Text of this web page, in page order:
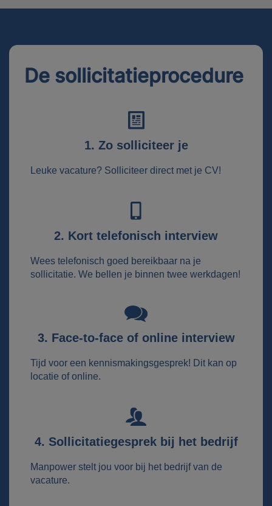
De sollicitatieprocedure
1. Zo solliciteer je
Leuke vacature? Solliciteer direct met je CV!
2. Kort telefonisch interview
Wees telefonisch goed bereikbaar na je
sollicitatie. We bellen je binnen twee werkdagen!
3. Face-to-face of online interview
Tijd voor een kennismakingsgesprek! Dit kan op
locatie of online.
4. Sollicitatiegesprek bij het bedrijf
Manpower stelt jou voor bij het bedrijf van de
vacature.